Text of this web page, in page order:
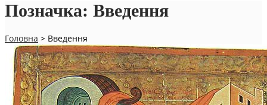
Позначка: Введення
Головна > Введення